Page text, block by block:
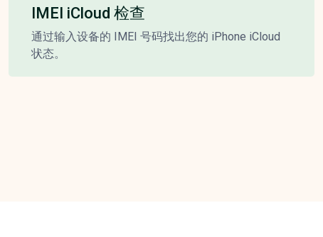
IMEI iCloud 检查
通过输入设备的 IMEI 号码找出您的 iPhone iCloud
状态。